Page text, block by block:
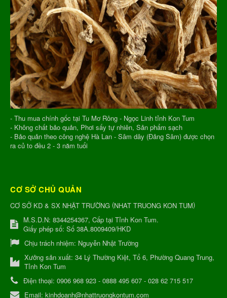
- Thu mua chính gốc tại Tu Mơ Rông - Ngọc Linh tỉnh Kon Tum
- Không chất bảo quản, Phơi sấy tự nhiên, Sản phẩm sạch
- Bảo quản theo công nghệ Hà Lan - Sâm dây (Đảng Sâm) được chọn
ra củ to đều 2 - 3 năm tuổi
CƠ SỞ CHỦ QUẢN
CƠ SỞ KD & SX NHẬT TRƯỜNG (NHAT TRUONG KON TUM)
M.S.D.N: 8344254367, Cấp tại Tỉnh Kon Tum.
Giấy phép số: Số 38A.8009409/HKD
Chịu trách nhiệm: Nguyễn Nhật Trường
Xưởng sản xuất: 34 Lý Thường Kiệt, Tổ 6, Phường Quang Trung,
Tỉnh Kon Tum
Điện thoại: 0906 968 923 - 0888 495 607 - 028 62 715 517
Email: kinhdoanh@nhattruongkontum.com